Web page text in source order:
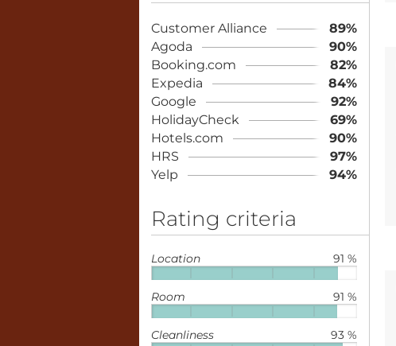
Customer Alliance
89%
Agoda
90%
Booking.com
82%
Expedia
84%
Google
92%
HolidayCheck
69%
Hotels.com
90%
HRS
97%
Yelp
94%
Rating criteria
91 %
Location
91 %
Room
93 %
Cleanliness